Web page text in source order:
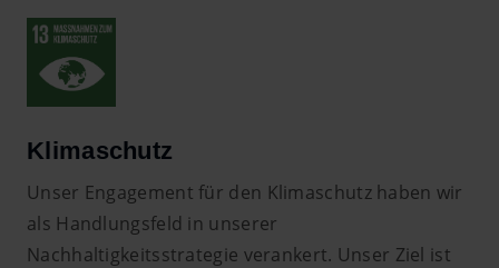
Klimaschutz
Unser Engagement für den Klimaschutz haben wir
als Handlungsfeld in unserer
Nachhaltigkeitsstrategie verankert. Unser Ziel ist